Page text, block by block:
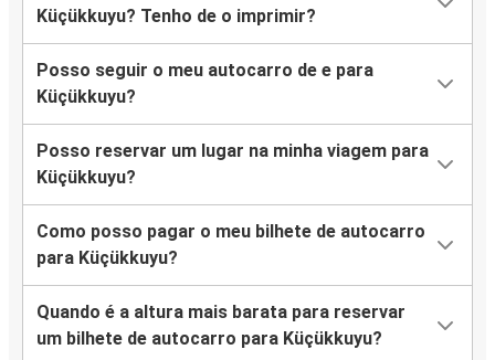
Küçükkuyu? Tenho de o imprimir?
Posso seguir o meu autocarro de e para
Küçükkuyu?
Posso reservar um lugar na minha viagem para
Küçükkuyu?
Como posso pagar o meu bilhete de autocarro
para Küçükkuyu?
Quando é a altura mais barata para reservar
um bilhete de autocarro para Küçükkuyu?